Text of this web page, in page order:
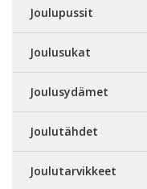
Joulupussit
Joulusukat
Joulusydämet
Joulutähdet
Joulutarvikkeet